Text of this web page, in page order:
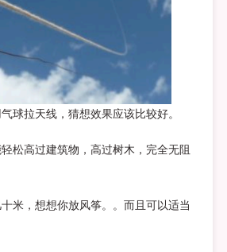
球拉天线，猜想效果应该比较好。
松高过建筑物，高过树木，完全无阻
米，想想你放风筝。。而且可以适当